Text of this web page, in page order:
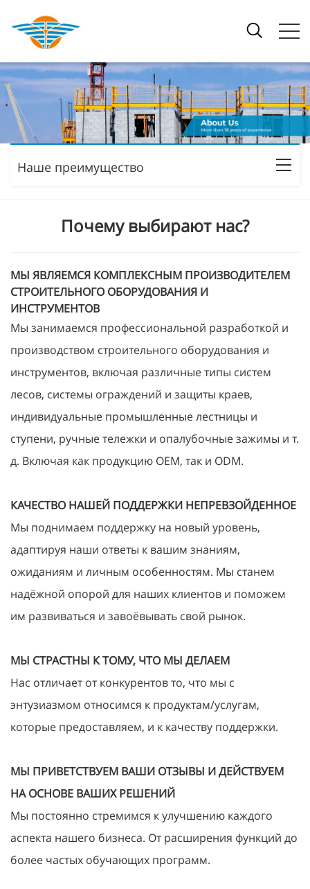
Наше преимущество
Почему выбирают нас?
МЫ ЯВЛЯЕМСЯ КОМПЛЕКСНЫМ ПРОИЗВОДИТЕЛЕМ
СТРОИТЕЛЬНОГО ОБОРУДОВАНИЯ И
ИНСТРУМЕНТОВ
Мы занимаемся профессиональной разработкой и
производством строительного оборудования и
инструментов, включая различные типы систем
лесов, системы ограждений и защиты краев,
индивидуальные промышленные лестницы и
ступени, ручные тележки и опалубочные зажимы и т.
д. Включая как продукцию OEM, так и ODM.
КАЧЕСТВО НАШЕЙ ПОДДЕРЖКИ НЕПРЕВЗОЙДЕННОЕ
Мы поднимаем поддержку на новый уровень,
адаптируя наши ответы к вашим знаниям,
ожиданиям и личным особенностям. Мы станем
надёжной опорой для наших клиентов и поможем
им развиваться и завоёвывать свой рынок.
МЫ СТРАСТНЫ К ТОМУ, ЧТО МЫ ДЕЛАЕМ
Нас отличает от конкурентов то, что мы с
энтузиазмом относимся к продуктам/услугам,
которые предоставляем, и к качеству поддержки.
МЫ ПРИВЕТСТВУЕМ ВАШИ ОТЗЫВЫ И ДЕЙСТВУЕМ
НА ОСНОВЕ ВАШИХ РЕШЕНИЙ
Мы постоянно стремимся к улучшению каждого
аспекта нашего бизнеса. От расширения функций до
более частых обучающих программ.